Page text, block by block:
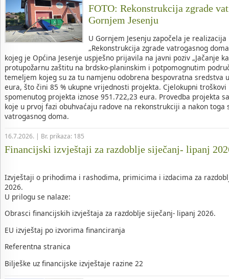
FOTO: Rekonstrukcija zgrade
Gornjem Jesenju
U Gornjem Jesenju započela je
„Rekonstrukcija zgrade vatrogasnog
kojeg je Općina Jesenje uspješno prijavila na javni poziv „Jačanje
protupožarnu zaštitu na brdsko-planinskim i potpomognutim
temeljem kojeg su za tu namjenu odobrena bespovratna sredstva
eura, što čini 85 % ukupne vrijednosti projekta. Cjelokupni
spomenutog projekta iznose 951.722,23 eura. Provedba projekta
koje u prvoj fazi obuhvaćaju radove na rekonstrukciji a nakon
vatrogasnog doma.
16.7.2026. | Br. prikaza: 185
Financijski izvještaji za razdoblje siječanj- lipanj
Izvještaji o prihodima i rashodima, primicima i izdacima za
2026.
U prilogu se nalaze:
Obrasci financijskih izvještaja za razdoblje siječanj- lipanj 2026.
EU izvještaj po izvorima financiranja
Referentna stranica
Bilješke uz financijske izvještaje razine 22